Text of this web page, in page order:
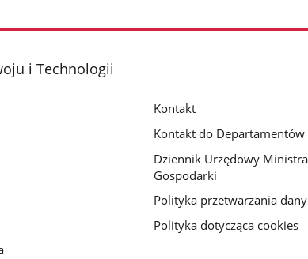
i Technologii
Kontakt
Kontakt do
Dziennik Urzędowy
Gospodarki
Polityka przetwarzania
Polityka dotycząca cookies